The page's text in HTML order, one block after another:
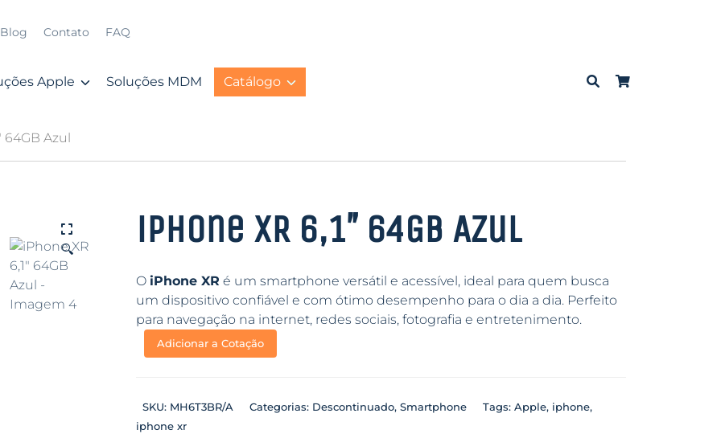
Blog Contato FAQ
Apple Soluções MDM Catálogo
64GB Azul
🔍 iPhone XR 6,1″ 64GB Azul
O iPhone XR é um smartphone versátil e acessível, ideal para quem busca
um dispositivo confiável e com ótimo desempenho para o dia a dia. Perfeito
para navegação na internet, redes sociais, fotografia e entretenimento.
Adicionar a Cotação
SKU: MH6T3BR/A Categorias: Descontinuado, Smartphone Tags: Apple, iphone,
iphone xr